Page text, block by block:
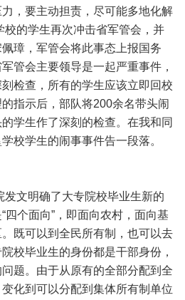
，要主动担责，尽可能多地化解
校的学生再次冲击省军管会，并
璋，军管会将此事态上报国务
管会主要领导是一起严重事件，
检查，所有的学生应该立即回校
指示后，部队将200余名带头闹
学生作了深刻的检查。在我和同
校学生的闹事事件告一段落。
发文明确了大专院校毕业生新的
四个面向”，即面向农村，面向基
既可以到全民所有制，也可以去
校毕业生的身份都是干部身份，
题。由于从原有的全部分配到全
化到可以分配到集体所有制单位